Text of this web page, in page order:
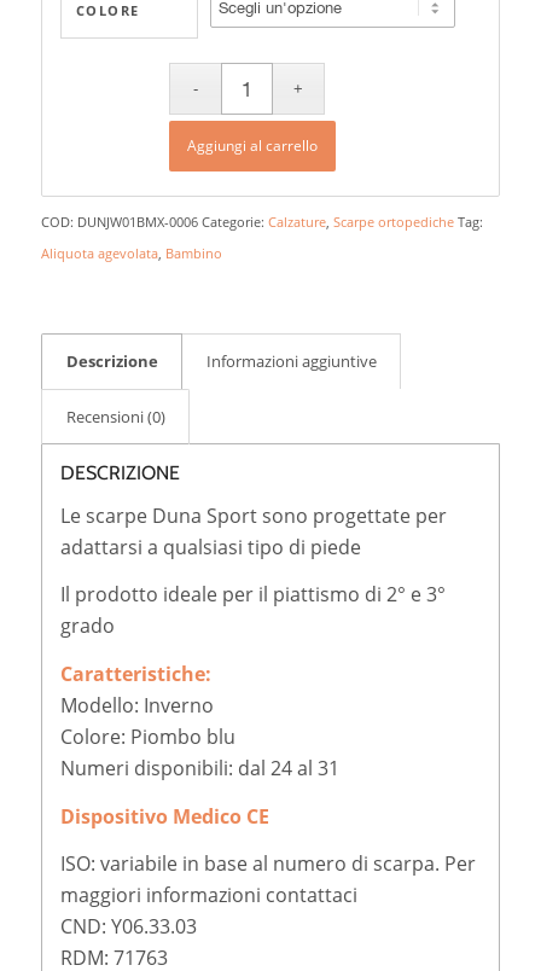
COLORE
Aggiungi al carrello
COD: DUNJW01BMX-0006 Categorie: Calzature, Scarpe ortopediche Tag:
Aliquota agevolata, Bambino
Descrizione Informazioni aggiuntive
Recensioni (0)
DESCRIZIONE
Le scarpe Duna Sport sono progettate per
adattarsi a qualsiasi tipo di piede
Il prodotto ideale per il piattismo di 2° e 3°
grado
Caratteristiche:
Modello: Inverno
Colore: Piombo blu
Numeri disponibili: dal 24 al 31
Dispositivo Medico CE
ISO: variabile in base al numero di scarpa. Per
maggiori informazioni contattaci
CND: Y06.33.03
RDM: 71763